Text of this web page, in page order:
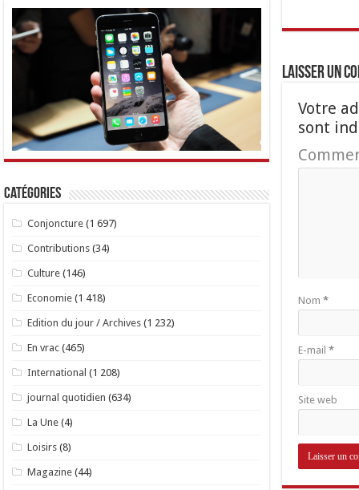
Laisser un
Votre
sont
Nom *
E-mail *
Site web
Catégories
Conjoncture (1 697)
Contributions (34)
Culture (146)
Economie (1 418)
Edition du jour / Archives (1 232)
En vrac (465)
International (1 208)
journal quotidien (634)
La Une (4)
Loisirs (8)
Magazine (44)